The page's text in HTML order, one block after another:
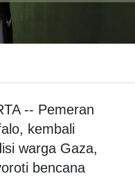
-- Pemeran
kembali
warga Gaza,
bencana